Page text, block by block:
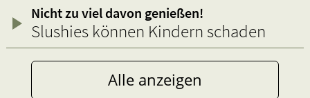
Nicht zu viel davon genießen!
Slushies können Kindern schaden
Alle anzeigen